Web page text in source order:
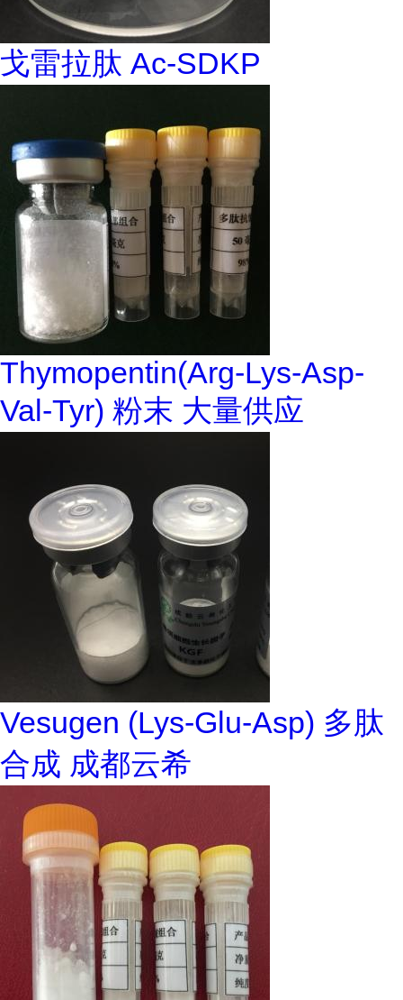
戈雷拉肽 Ac-SDKP
Thymopentin(Arg-Lys-Asp-
Val-Tyr) 粉末 大量供应
Vesugen (Lys-Glu-Asp) 多肽
合成 成都云希